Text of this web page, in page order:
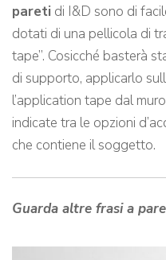
pareti di I&D sono di
dotati di una pellicola di
tape”. Cosicché basterà
di supporto, applicarlo
l’application tape dal
indicate tra le opzioni
che contiene il soggetto.
Guarda altre frasi a